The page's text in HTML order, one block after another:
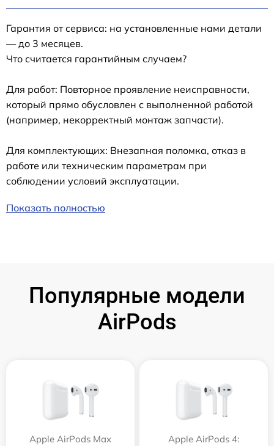
Гарантия от сервиса: на установленные нами детали
— до 3 месяцев.
Что считается гарантийным случаем?
Для работ: Повторное проявление неисправности,
который прямо обусловлен с выполненной работой
(например, некорректный монтаж запчасти).
Для комплектующих: Внезапная поломка, отказ в
работе или техническим параметрам при
соблюдении условий эксплуатации.
Показать полностью
Популярные модели
AirPods
Apple AirPods Max Apple AirPods 4: